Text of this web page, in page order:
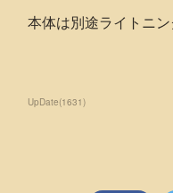
本体は別途ライトニ
UpDate(1631)